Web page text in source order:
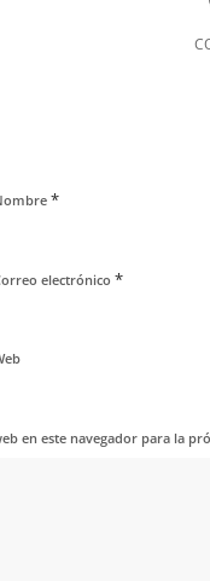
*
electrónico *
en este navegador para la